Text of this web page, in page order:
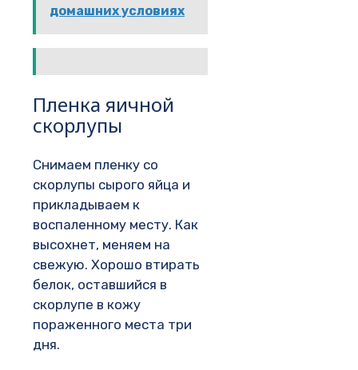
домашних условиях
Пленка яичной
скорлупы
Снимаем пленку со
скорлупы сырого яйца и
прикладываем к
воспаленному месту. Как
высохнет, меняем на
свежую. Хорошо втирать
белок, оставшийся в
скорлупе в кожу
пораженного места три
дня.